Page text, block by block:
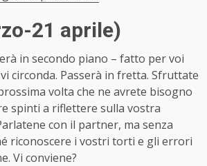
21 aprile)
in secondo piano – fatto per voi
circonda. Passerà in fretta. Sfruttate
volta che ne avrete bisogno
spinti a riflettere sulla vostra
con il partner, ma senza
riconoscere i vostri torti e gli errori
Vi conviene?